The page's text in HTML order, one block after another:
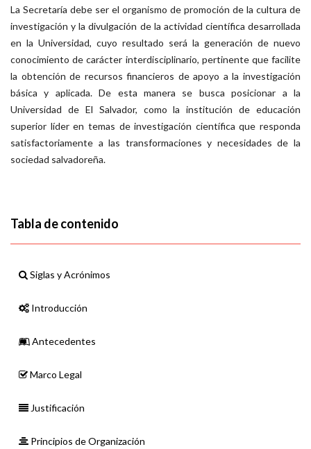
La Secretaría debe ser el organismo de promoción de la cultura de
investigación y la divulgación de la actividad científica desarrollada
en la Universidad, cuyo resultado será la generación de nuevo
conocimiento de carácter interdisciplinario, pertinente que facilite
la obtención de recursos financieros de apoyo a la investigación
básica y aplicada. De esta manera se busca posicionar a la
Universidad de El Salvador, como la institución de educación
superior líder en temas de investigación científica que responda
satisfactoriamente a las transformaciones y necesidades de la
sociedad salvadoreña.
Tabla de contenido
Siglas y Acrónimos
Introducción
Antecedentes
Marco Legal
Justificación
Principios de Organización